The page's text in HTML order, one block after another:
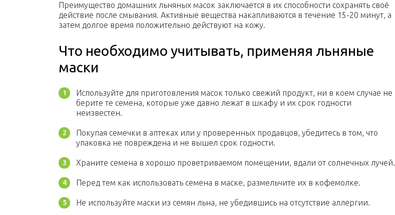
Преимущество домашних льняных масок заключается в их способности сохранять своё
действие после смывания. Активные вещества накапливаются в течение 15-20 минут, а
затем долгое время положительно действуют на кожу.
Что необходимо учитывать, применяя льняные
маски
Используйте для приготовления масок только свежий продукт, ни в коем случае не
берите те семена, которые уже давно лежат в шкафу и их срок годности
неизвестен.
Покупая семечки в аптеках или у проверенных продавцов, убедитесь в том, что
упаковка не повреждена и не вышел срок годности.
Храните семена в хорошо проветриваемом помещении, вдали от солнечных лучей.
Перед тем как использовать семена в маске, размельчите их в кофемолке.
Не используйте маски из семян льна, не убедившись на отсутствие аллергии.